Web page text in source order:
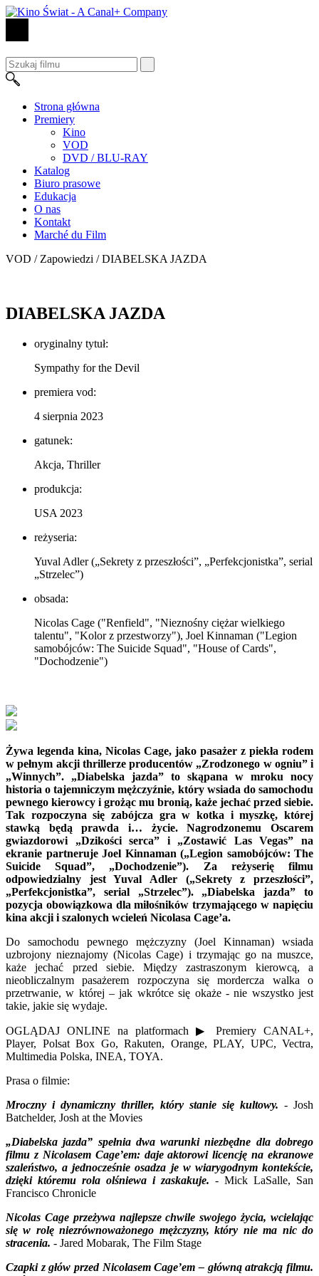
Strona główna
Premiery
Kino
VOD
DVD / BLU-RAY
Katalog
Biuro prasowe
Edukacja
O nas
Kontakt
Marché du Film
VOD / Zapowiedzi /DIABELSKA JAZDA
DIABELSKA JAZDA
oryginalny tytuł:
Sympathy for the Devil
premiera vod:
4 sierpnia 2023
gatunek:
Akcja, Thriller
produkcja:
USA 2023
reżyseria:
Yuval Adler („Sekrety z przeszłości”, „Perfekcjonistka”, serial
„Strzelec”)
obsada:
Nicolas Cage ("Renfield", "Nieznośny ciężar wielkiego
talentu", "Kolor z przestworzy"), Joel Kinnaman ("Legion
samobójców: The Suicide Squad", "House of Cards",
"Dochodzenie")
Żywa legenda kina, Nicolas Cage, jako pasażer z piekła rodem
w pełnym akcji thrillerze producentów „Zrodzonego w ogniu” i
„Winnych”. „Diabelska jazda” to skąpana w mroku nocy
historia o tajemniczym mężczyźnie, który wsiada do samochodu
pewnego kierowcy i grożąc mu bronią, każe jechać przed siebie.
Tak rozpoczyna się zabójcza gra w kotka i myszkę, której
stawką będą prawda i… życie. Nagrodzonemu Oscarem
gwiazdorowi „Dzikości serca” i „Zostawić Las Vegas” na
ekranie partneruje Joel Kinnaman („Legion samobójców: The
Suicide Squad”, „Dochodzenie”). Za reżyserię filmu
odpowiedzialny jest Yuval Adler („Sekrety z przeszłości”,
„Perfekcjonistka”, serial „Strzelec”). „Diabelska jazda” to
pozycja obowiązkowa dla miłośników trzymającego w napięciu
kina akcji i szalonych wcieleń Nicolasa Cage’a.
Do samochodu pewnego mężczyzny (Joel Kinnaman) wsiada
uzbrojony nieznajomy (Nicolas Cage) i trzymając go na muszce,
każe jechać przed siebie. Między zastraszonym kierowcą, a
nieobliczalnym pasażerem rozpoczyna się mordercza walka o
przetrwanie, w której – jak wkrótce się okaże - nie wszystko jest
takie, jakie się wydaje.
OGLĄDAJ ONLINE na platformach ▶ Premiery CANAL+,
Player, Polsat Box Go, Rakuten, Orange, PLAY, UPC, Vectra,
Multimedia Polska, INEA, TOYA.
Prasa o filmie:
Mroczny i dynamiczny thriller, który stanie się kultowy. - Josh
Batchelder, Josh at the Movies
„Diabelska jazda” spełnia dwa warunki niezbędne dla dobrego
filmu z Nicolasem Cage’em: daje aktorowi licencję na ekranowe
szaleństwo, a jednocześnie osadza je w wiarygodnym kontekście,
dzięki któremu rola olśniewa i zaskakuje. - Mick LaSalle, San
Francisco Chronicle
Nicolas Cage przeżywa najlepsze chwile swojego życia, wcielając
się w rolę niezrównoważonego mężczyzny, który nie ma nic do
stracenia. - Jared Mobarak, The Film Stage
Czapki z głów przed Nicolasem Cage’em – główną atrakcją filmu.